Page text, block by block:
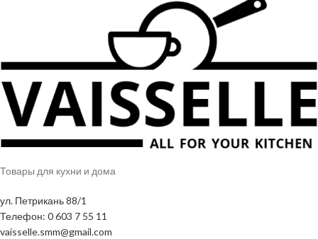
Товары для кухни и дома
ул. Петрикань 88/1
Телефон: 0 603 7 55 11
vaisselle.smm@gmail.com